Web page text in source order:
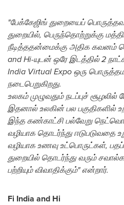
"பேக்கேஜிங் துறையைப்
துறையில், பெருந்தொற்றுக்கு
நீடித்ததன்மைக்கு அதிக கவனம்
and Hi-யுடன் ஒரே இடத்தில் 2
India Virtual Expo ஒரு
நடைபெறுகிறது.
உலகம்முழுவதும் நடப்புச்சூழலில்
இதனால்உலகின்பலபகுதிகளில்
இந்த கண்காட்சி பல்வேறு
வழியாக தொடர்ந்து ஈடுபடுவதை
வழியாக உணவு உட்பொருட்கள்,
துறையில் தொடர்ந்து வரும்
பற்றியும் விவாதிக்கும்" என்றார்.
Fi India and Hi